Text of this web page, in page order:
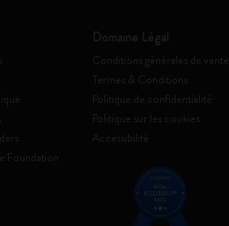
Foundation
Domaine Légal
Conditions générales de vente
Termes & Conditions
Politique de confidentialité
Politique sur les cookies
Accessibilité